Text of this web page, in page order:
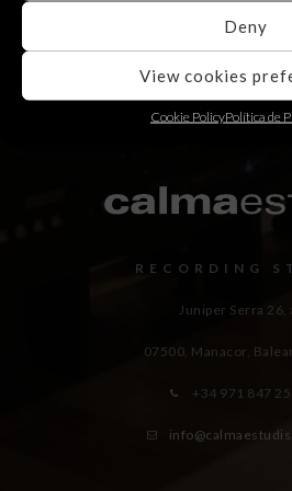
Deny
View cookies
Cookie PolicyPolítica de
RECORDING
Juniper Serra 26,
07500, Manacor,
+34 971 847